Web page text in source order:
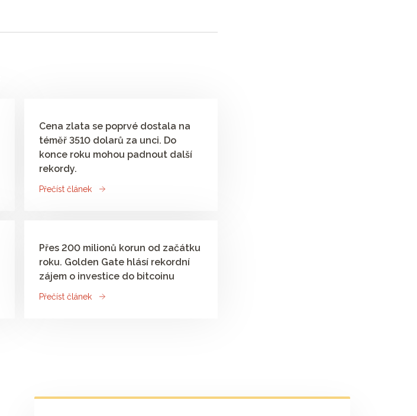
Cena zlata se poprvé dostala na
téměř 3510 dolarů za unci. Do
konce roku mohou padnout další
rekordy.
Přečíst článek
Přes 200 milionů korun od začátku
roku. Golden Gate hlásí rekordní
zájem o investice do bitcoinu
Přečíst článek